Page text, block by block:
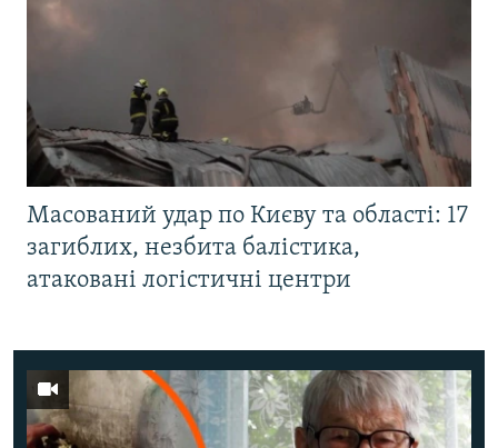
Масований удар по Києву та області: 17
загиблих, незбита балістика,
атаковані логістичні центри